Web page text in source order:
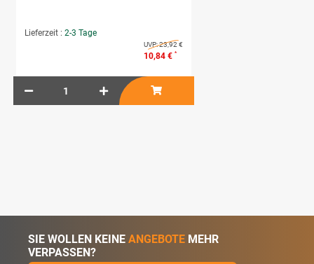
Lieferzeit : 2-3 Tage
UVP:23,92 €
10,84 € *
SIE WOLLEN KEINE ANGEBOTE MEHR
VERPASSEN?